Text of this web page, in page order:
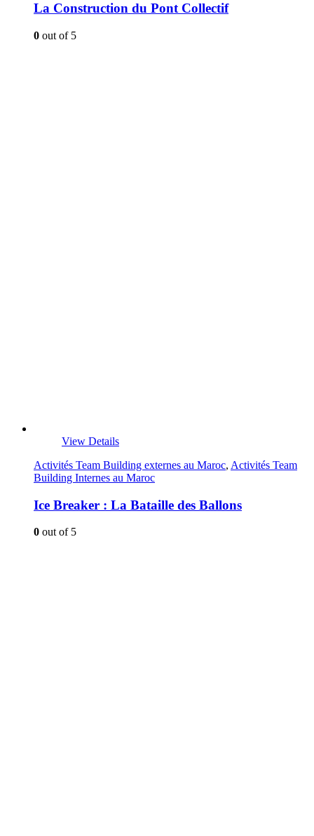
La Construction du Pont Collectif
0 out of 5
View Details
Activités Team Building externes au Maroc, Activités Team
Building Internes au Maroc
Ice Breaker : La Bataille des Ballons
0 out of 5